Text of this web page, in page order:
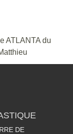
ATLANTA du
DE